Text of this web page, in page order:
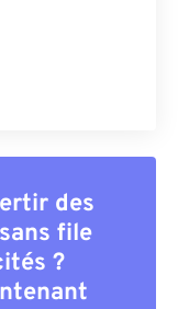
des
file
?